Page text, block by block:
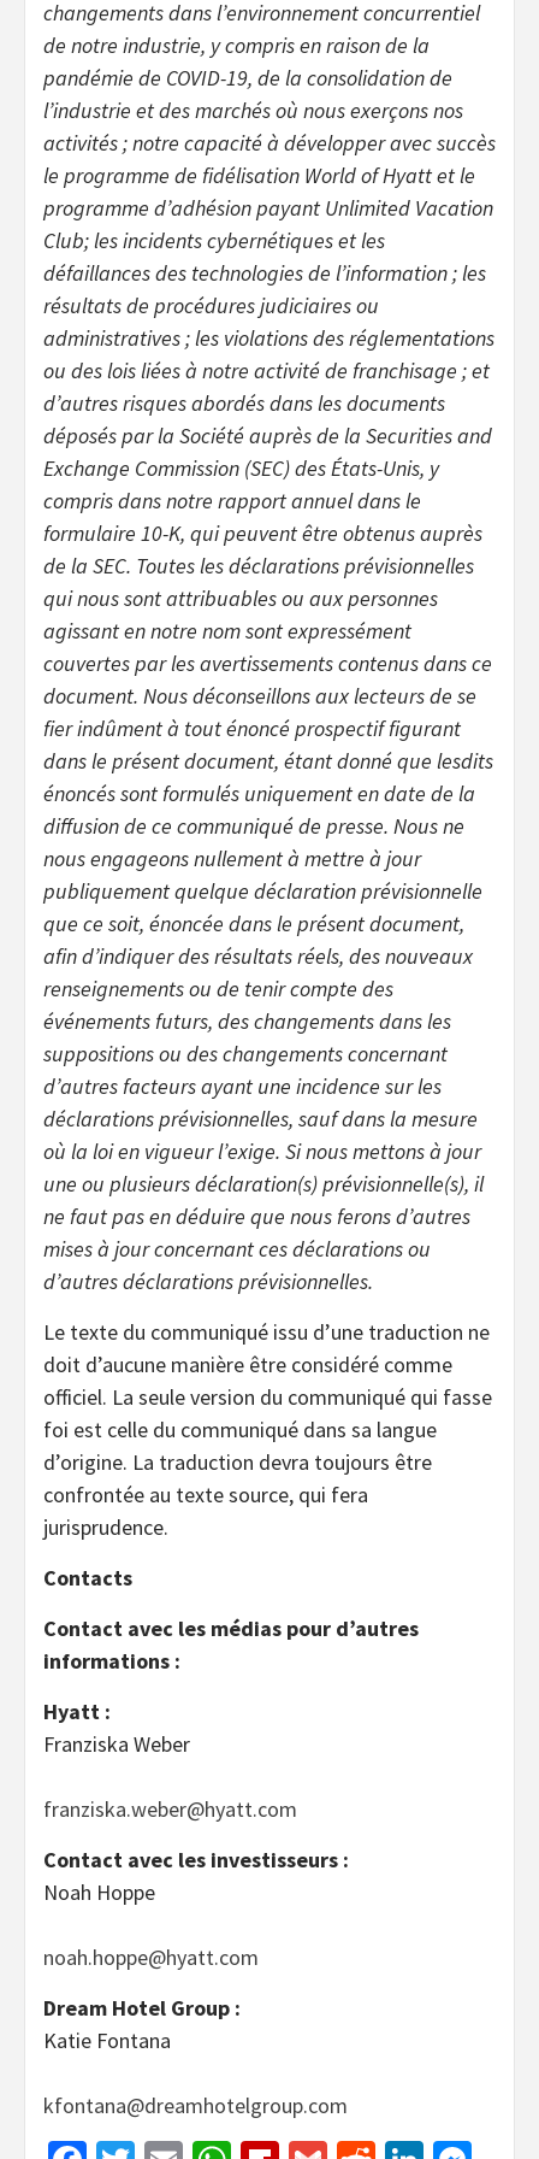
changements dans l’environnement concurrentiel
de notre industrie, y compris en raison de la
pandémie de COVID-19, de la consolidation de
l’industrie et des marchés où nous exerçons nos
activités ; notre capacité à développer avec succès
le programme de fidélisation World of Hyatt et le
programme d’adhésion payant Unlimited Vacation
Club; les incidents cybernétiques et les
défaillances des technologies de l’information ; les
résultats de procédures judiciaires ou
administratives ; les violations des réglementations
ou des lois liées à notre activité de franchisage ; et
d’autres risques abordés dans les documents
déposés par la Société auprès de la Securities and
Exchange Commission (SEC) des États-Unis, y
compris dans notre rapport annuel dans le
formulaire 10-K, qui peuvent être obtenus auprès
de la SEC. Toutes les déclarations prévisionnelles
qui nous sont attribuables ou aux personnes
agissant en notre nom sont expressément
couvertes par les avertissements contenus dans ce
document. Nous déconseillons aux lecteurs de se
fier indûment à tout énoncé prospectif figurant
dans le présent document, étant donné que lesdits
énoncés sont formulés uniquement en date de la
diffusion de ce communiqué de presse. Nous ne
nous engageons nullement à mettre à jour
publiquement quelque déclaration prévisionnelle
que ce soit, énoncée dans le présent document,
afin d’indiquer des résultats réels, des nouveaux
renseignements ou de tenir compte des
événements futurs, des changements dans les
suppositions ou des changements concernant
d’autres facteurs ayant une incidence sur les
déclarations prévisionnelles, sauf dans la mesure
où la loi en vigueur l’exige. Si nous mettons à jour
une ou plusieurs déclaration(s) prévisionnelle(s), il
ne faut pas en déduire que nous ferons d’autres
mises à jour concernant ces déclarations ou
d’autres déclarations prévisionnelles.
Le texte du communiqué issu d’une traduction ne
doit d’aucune manière être considéré comme
officiel. La seule version du communiqué qui fasse
foi est celle du communiqué dans sa langue
d’origine. La traduction devra toujours être
confrontée au texte source, qui fera
jurisprudence.
Contacts
Contact avec les médias pour d’autres
informations :
Hyatt :
Franziska Weber
franziska.weber@hyatt.com
Contact avec les investisseurs :
Noah Hoppe
noah.hoppe@hyatt.com
Dream Hotel Group :
Katie Fontana
kfontana@dreamhotelgroup.com